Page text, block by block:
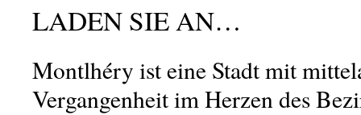
LADEN SIE AN…
Montlhéry ist eine Stadt mit
Vergangenheit im Herzen des